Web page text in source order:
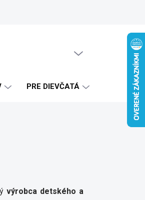
PRE DIEVČATÁ
výrobca detského a